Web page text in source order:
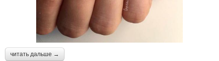
читать дальше →